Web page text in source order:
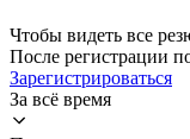
Чтобы видеть все
После регистрации
Зарегистрироваться
За всё время